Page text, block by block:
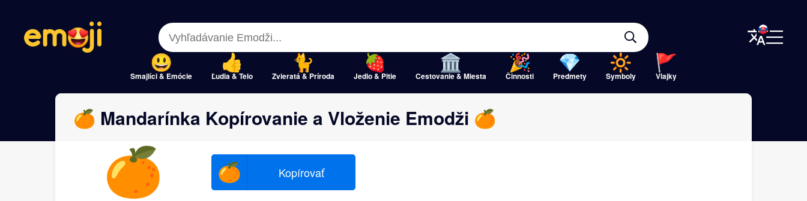
Smajlíci & Emócie Ľudia & Telo Zvieratá & Príroda Jedlo & Pitie Cestovanie & Miesta Činnosti Predmety Symboly Vlajky
Close
Close
🍊 Mandarínka Kopírovanie a Vloženie Emodži 🍊
🍊 🍊 Kopírovať